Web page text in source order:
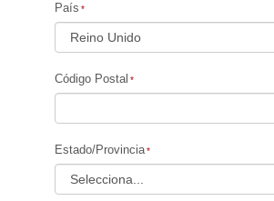
País
Código Postal
Estado/Provincia